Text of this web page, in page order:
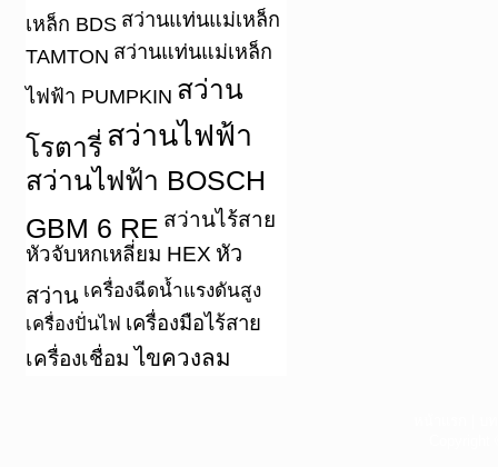
เหล็ก BDS สว่านแท่นแม่เหล็ก
TAMTON สว่านแท่นแม่เหล็ก
ไฟฟ้า PUMPKIN สว่าน
โรตารี่ สว่านไฟฟ้า
สว่านไฟฟ้า BOSCH
GBM 6 RE สว่านไร้สาย
หัวจับหกเหลี่ยม HEX หัว
สว่าน เครื่องฉีดน้ำแรงดันสูง
เครื่องปั่นไฟ เครื่องมือไร้สาย
เครื่องเชื่อม ไขควงลม